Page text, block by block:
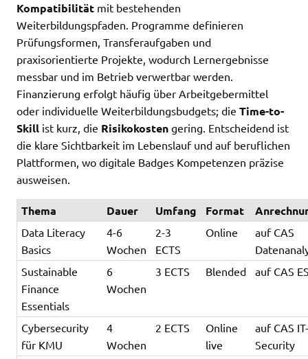
Kompatibilität mit bestehenden
Weiterbildungspfaden. Programme definieren
Prüfungsformen, Transferaufgaben und
praxisorientierte Projekte, wodurch Lernergebnisse
messbar und im Betrieb verwertbar werden.
Finanzierung erfolgt häufig über Arbeitgebermittel
oder individuelle Weiterbildungsbudgets; die Time-to-
Skill ist kurz, die Risikokosten gering. Entscheidend ist
die klare Sichtbarkeit im Lebenslauf und auf beruflichen
Plattformen, wo digitale Badges Kompetenzen präzise
ausweisen.
Thema Dauer Umfang Format
Data Literacy
Basics
4-6
Wochen
2-3
ECTS
Online
auf CAS
Sustainable
Finance
Essentials
6
Wochen
3 ECTS Blended auf CAS
Cybersecurity
für KMU
4
Wochen
2 ECTS
Online
live
auf CAS
Security